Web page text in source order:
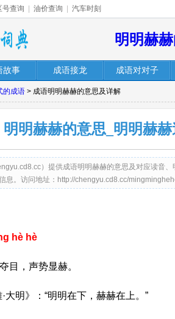
号查询 油价查询 汽车时刻
明明赫
故事 成语接龙 成语对对子
的成语 > 成语明明赫赫的意思及详解
明明赫赫的意思_明明赫
）提供成语明明赫赫的意思及对应读音
息。访问地址：http://chengyu.cd8.cc/
hè hè
目，声势显赫。
·大明》：“明明在下，赫赫在上。”